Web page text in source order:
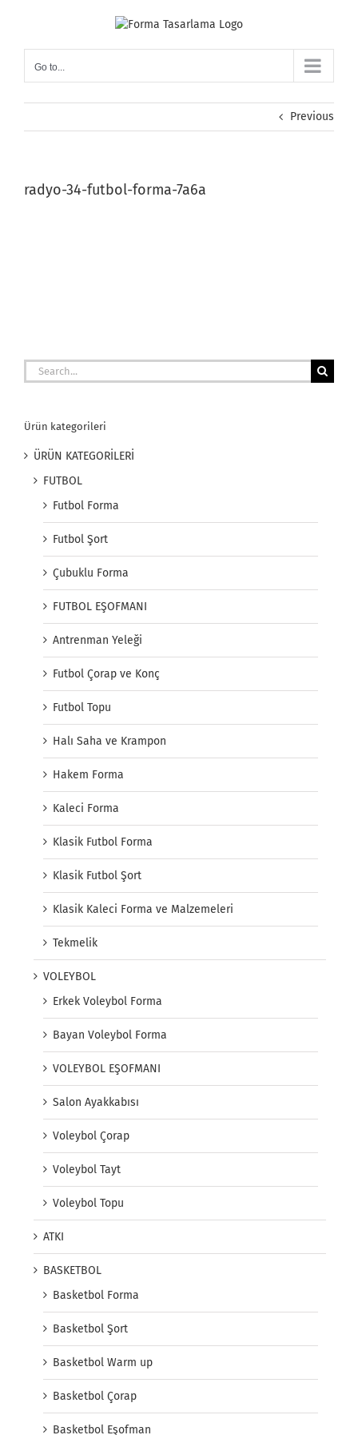
Go to...
Previous
radyo-34-futbol-forma-7a6a
Search
for:
Ürün kategorileri
ÜRÜN KATEGORİLERİ
FUTBOL
Futbol Forma
Futbol Şort
Çubuklu Forma
FUTBOL EŞOFMANI
Antrenman Yeleği
Futbol Çorap ve Konç
Futbol Topu
Halı Saha ve Krampon
Hakem Forma
Kaleci Forma
Klasik Futbol Forma
Klasik Futbol Şort
Klasik Kaleci Forma ve Malzemeleri
Tekmelik
VOLEYBOL
Erkek Voleybol Forma
Bayan Voleybol Forma
VOLEYBOL EŞOFMANI
Salon Ayakkabısı
Voleybol Çorap
Voleybol Tayt
Voleybol Topu
ATKI
BASKETBOL
Basketbol Forma
Basketbol Şort
Basketbol Warm up
Basketbol Çorap
Basketbol Eşofman